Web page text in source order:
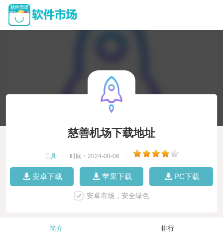
慈善机场下载地址
工具 时间：2024-08-06
安卓下载 苹果下载 PC下载
安卓市场，安全绿色
简介 排行